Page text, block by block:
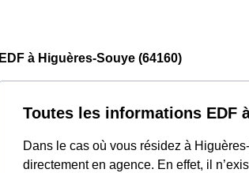
EDF à Higuères-Souye (64160)
Toutes les informations EDF
Dans le cas où vous résidez à
directement en agence. En effet, il